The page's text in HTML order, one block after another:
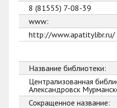
8 (81555) 7-08-39
www:
http://www.apatitylibr.ru/
Название библиотеки:
Централизованная
Александровск
Сокращенное название: